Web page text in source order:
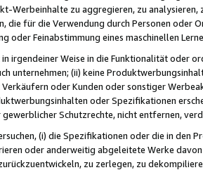
Werbeinhalte zu aggregieren, zu
die für die Verwendung durch Personen
oder Feinabstimmung eines maschinellen
irgendeiner Weise in die Funktionalität oder
unternehmen; (ii) keine
oder Kunden oder sonstiger
oder Spezifikationen
Schutzrechte, nicht entfernen,
(i) die Spezifikationen oder die in
oder anderweitig abgeleitete Werke
zu zerlegen, zu